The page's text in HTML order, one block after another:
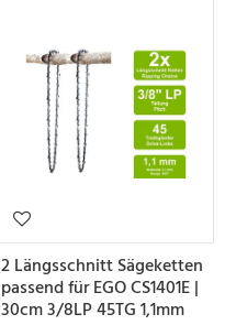
2 Längsschnitt Sägeketten
passend für EGO CS1401E |
30cm 3/8LP 45TG 1,1mm